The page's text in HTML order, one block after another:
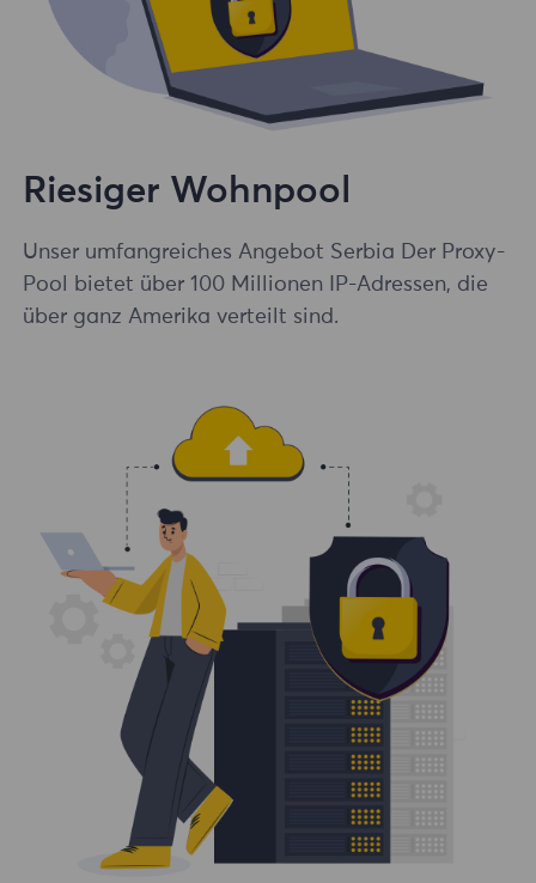
Riesiger Wohnpool
Unser umfangreiches Angebot Serbia Der Proxy-
Pool bietet über 100 Millionen IP-Adressen, die
über ganz Amerika verteilt sind.